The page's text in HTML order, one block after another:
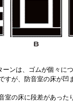
ーンは、ゴムが個々に
すが、防音室の床が
室の床に段差があった